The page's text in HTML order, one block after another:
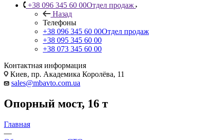
+38 096 345 60 00Отдел продаж
Назад
Телефоны
+38 096 345 60 00Отдел продаж
+38 095 345 60 00
+38 073 345 60 00
Контактная информация
Киев, пр. Академика Королёва, 11
sales@mbavto.com.ua
Опорный мост, 16 т
Главная
—